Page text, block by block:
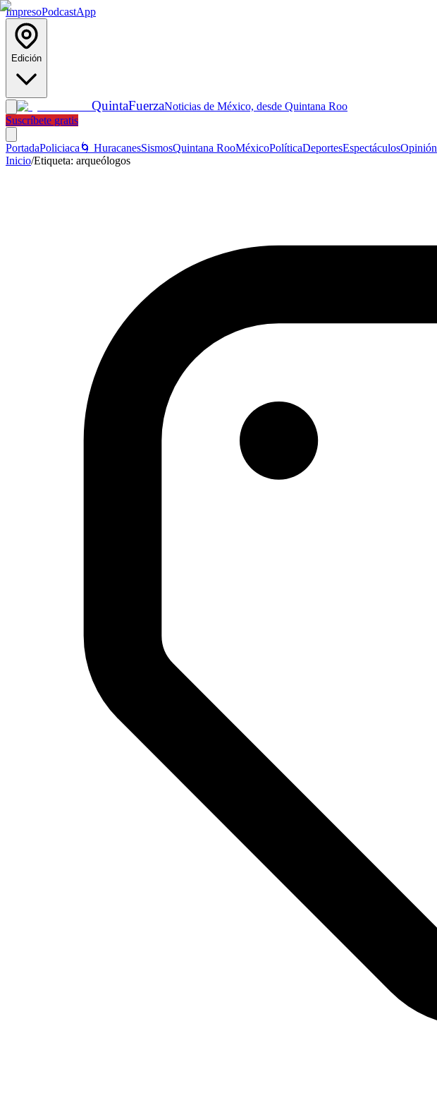
ImpresoPodcastApp
Edición
QuintaFuerzaNoticias de México, desde Quintana Roo
Suscríbete gratis
PortadaPoliciaca 🌀 HuracanesSismosQuintana RooMéxicoPolíticaDeportesEspectáculosOpinión
Inicio/Etiqueta: arqueólogos